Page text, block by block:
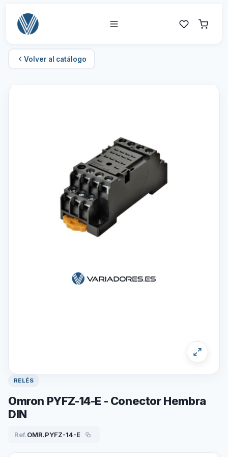
Volver al catálogo
RELÉS
Omron PYFZ-14-E - Conector Hembra
DIN
Ref.OMR.PYFZ-14-E